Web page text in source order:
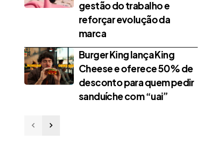
gestão do trabalho e
reforçar evolução da
marca
Burger King lança King
Cheese e oferece 50% de
desconto para quem pedir
sanduíche com “uai”